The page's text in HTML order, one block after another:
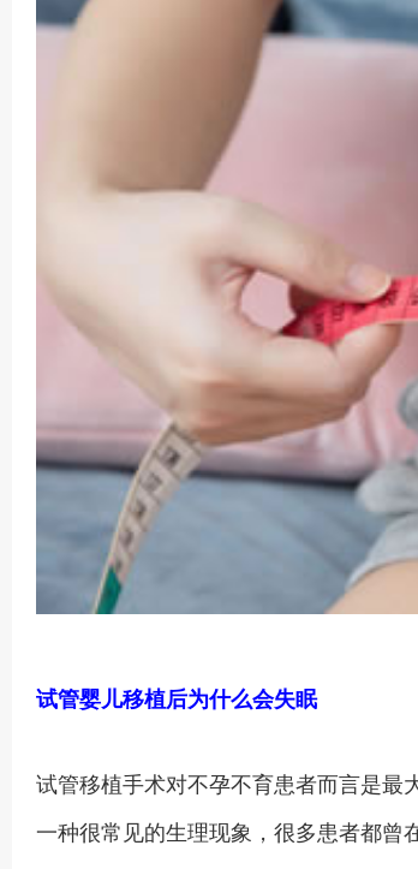
试管婴儿移植后为什么会失眠
试管移植手术对不孕不育患者而言是最
一种很常见的生理现象，很多患者都曾